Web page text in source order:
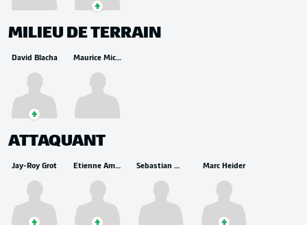
MILIEU DE TERRAIN
David Blacha Maurice Michael Multhaup
ATTAQUANT
Jay-Roy Grot Etienne Amenyido Sebastian Müller Marc Heider